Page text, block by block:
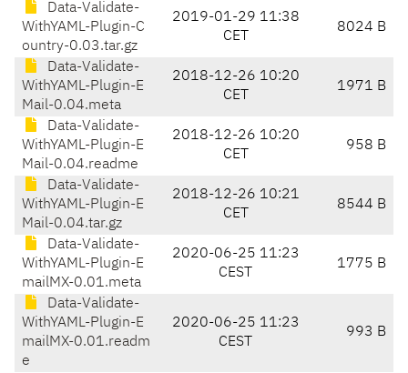
Data-Validate-
WithYAML-Plugin-C
ountry-0.03.tar.gz
2019-01-29 11:38
CET
8024 B
Data-Validate-
WithYAML-Plugin-E
Mail-0.04.meta
2018-12-26 10:20
CET
1971 B
Data-Validate-
WithYAML-Plugin-E
Mail-0.04.readme
2018-12-26 10:20
CET
958 B
Data-Validate-
WithYAML-Plugin-E
Mail-0.04.tar.gz
2018-12-26 10:21
CET
8544 B
Data-Validate-
WithYAML-Plugin-E
mailMX-0.01.meta
2020-06-25 11:23
CEST
1775 B
Data-Validate-
WithYAML-Plugin-E
mailMX-0.01.readm
e
2020-06-25 11:23
CEST
993 B